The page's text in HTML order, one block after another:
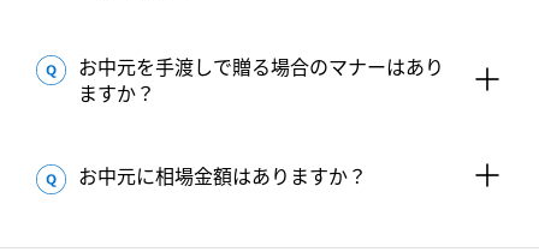
お中元を手渡しで贈る場合のマナーはあり
ますか？
お中元に相場金額はありますか？